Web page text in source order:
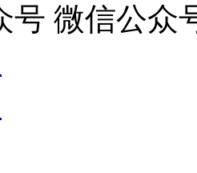
微信公众